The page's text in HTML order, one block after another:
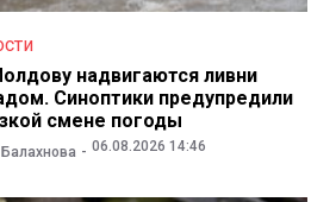
надвигаются ливни
Синоптики предупредили
смене погоды
06.08.2026 14:46